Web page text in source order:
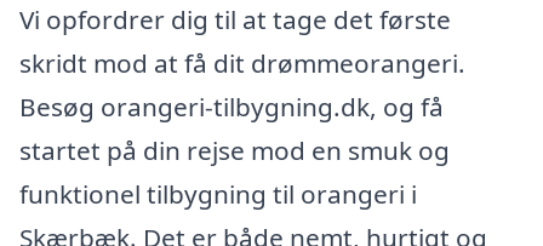
Vi opfordrer dig til at tage det første
skridt mod at få dit drømmeorangeri.
Besøg orangeri-tilbygning.dk, og få
startet på din rejse mod en smuk og
funktionel tilbygning til orangeri i
Skærbæk. Det er både nemt, hurtigt og